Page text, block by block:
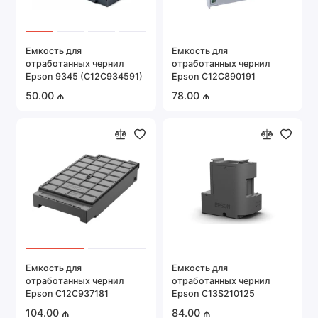
Ресурс:
(например, 2000 или 5000 страниц на один
картридж).
Применение:печать накладных, чеков,
Бренды:Epson, OKI, Panasonicи др.
4. Чернильные ёмкости для принтеров с СНПЧ
(системой непрерывной подачи чернил)
принтерах с СНПЧ.
Объем:
обычно больше, чем у картриджей.
Совместимость:
Epson, Canon, HP (серии
EcoTank, MegaTank).
Емкость для
отработанных чернил
Epson 9345 (C12C934591)
50.00 ₼
Емкость для
отработанных чернил
Epson C12C890191
78.00 ₼
Емкость для
отработанных чернил
Epson C12C937181
104.00 ₼
Емкость для
отработанных чернил
Epson C13S210125
84.00 ₼